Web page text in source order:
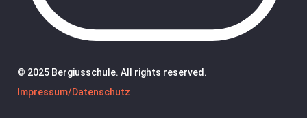
© 2025 Bergiusschule. All rights reserved.
Impressum/Datenschutz